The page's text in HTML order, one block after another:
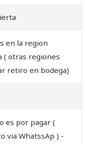
en la region
( otras regiones
retiro en bodega)
es por pagar (
via WhatssAp ) -